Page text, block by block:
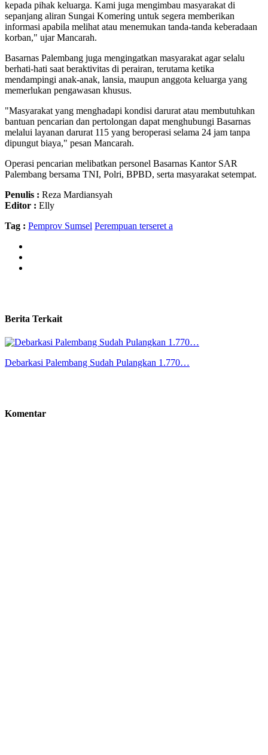
kepada pihak keluarga. Kami juga mengimbau masyarakat di
sepanjang aliran Sungai Komering untuk segera memberikan
informasi apabila melihat atau menemukan tanda-tanda keberadaan
korban," ujar Mancarah.
Basarnas Palembang juga mengingatkan masyarakat agar selalu
berhati-hati saat beraktivitas di perairan, terutama ketika
mendampingi anak-anak, lansia, maupun anggota keluarga yang
memerlukan pengawasan khusus.
"Masyarakat yang menghadapi kondisi darurat atau membutuhkan
bantuan pencarian dan pertolongan dapat menghubungi Basarnas
melalui layanan darurat 115 yang beroperasi selama 24 jam tanpa
dipungut biaya," pesan Mancarah.
Operasi pencarian melibatkan personel Basarnas Kantor SAR
Palembang bersama TNI, Polri, BPBD, serta masyarakat setempat.
Penulis : Reza Mardiansyah
Editor : Elly
Tag : Pemprov Sumsel Perempuan terseret a
Berita Terkait
Debarkasi Palembang Sudah Pulangkan 1.770…
Komentar